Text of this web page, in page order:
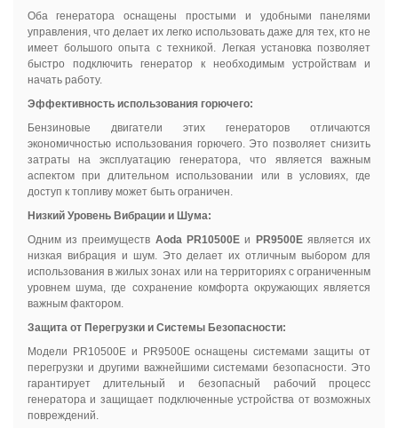
Оба генератора оснащены простыми и удобными панелями
управления, что делает их легко использовать даже для тех, кто не
имеет большого опыта с техникой. Легкая установка позволяет
быстро подключить генератор к необходимым устройствам и
начать работу.
Эффективность использования горючего:
Бензиновые двигатели этих генераторов отличаются
экономичностью использования горючего. Это позволяет снизить
затраты на эксплуатацию генератора, что является важным
аспектом при длительном использовании или в условиях, где
доступ к топливу может быть ограничен.
Низкий Уровень Вибрации и Шума:
Одним из преимуществ Aoda PR10500E и PR9500Eявляется их
низкая вибрация и шум. Это делает их отличным выбором для
использования в жилых зонах или на территориях с ограниченным
уровнем шума, где сохранение комфорта окружающих является
важным фактором.
Защита от Перегрузки и Системы Безопасности:
Модели PR10500E и PR9500E оснащены системами защиты от
перегрузки и другими важнейшими системами безопасности. Это
гарантирует длительный и безопасный рабочий процесс
генератора и защищает подключенные устройства от возможных
повреждений.